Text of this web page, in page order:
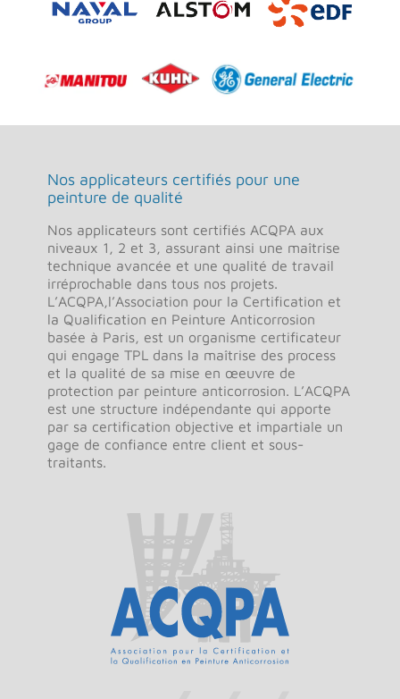
Nos applicateurs certifiés pour une
peinture de qualité
Nos applicateurs sont certifiés ACQPA aux
niveaux 1, 2 et 3, assurant ainsi une maîtrise
technique avancée et une qualité de travail
irréprochable dans tous nos projets.
L’ACQPA,l’Association pour la Certification et
la Qualification en Peinture Anticorrosion
basée à Paris, est un organisme certificateur
qui engage TPL dans la maîtrise des process
et la qualité de sa mise en œeuvre de
protection par peinture anticorrosion. L’ACQPA
est une structure indépendante qui apporte
par sa certification objective et impartiale un
gage de confiance entre client et sous-
traitants.